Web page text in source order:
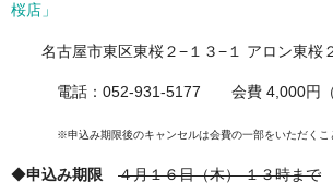
桜店」
名古屋市東区東桜２−１３−１ アロン東桜
電話：052-931-5177 会費 4,000円（
※申込み期限後のキャンセルは会費の一部をいただくこ
◆申込み期限 ４月１６日（木） １３時まで